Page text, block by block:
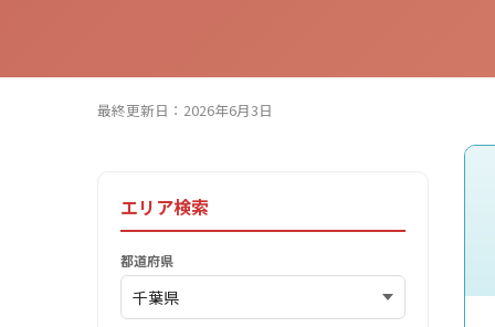
最終更新日：2026年6月3日
エリア検索
都道府県